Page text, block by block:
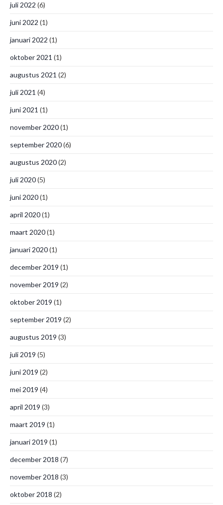
juli 2022 (6)
juni 2022 (1)
januari 2022 (1)
oktober 2021 (1)
augustus 2021 (2)
juli 2021 (4)
juni 2021 (1)
november 2020(1)
september 2020(6)
augustus 2020(2)
juli 2020(5)
juni 2020(1)
april 2020(1)
maart 2020(1)
januari 2020(1)
december 2019 (1)
november 2019 (2)
oktober 2019 (1)
september 2019 (2)
augustus 2019 (3)
juli 2019 (5)
juni 2019 (2)
mei 2019 (4)
april 2019 (3)
maart 2019 (1)
januari 2019 (1)
december 2018 (7)
november 2018 (3)
oktober 2018 (2)